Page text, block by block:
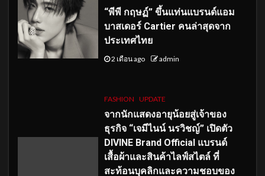
“พีพี กฤษฏ์” ขึ้นแท่นแบรนด์แอม
บาสเดอร์ Cartier คนล่าสุดจาก
ประเทศไทย
2 เดือน ago admin
FASHION UPDATE
จากนักแสดงอายุน้อยสู่เจ้าของ
ธุรกิจ “เจมีไนน์ นรวิชญ์” เปิดตัว
DIVINE Brand Official แบรนด์
เสื้อผ้าและสินค้าไลฟ์สไตล์ ที่
สะท้อนบุคลิกและความชอบของ